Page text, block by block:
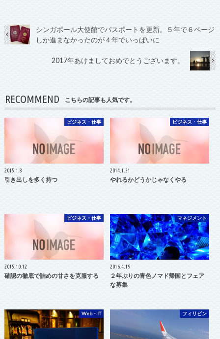
シンガポール大使館でパスポートを更新。５年で６ページ
しか進まなかったのが４年でいっぱいに
2017年あけましておめでとうございます。
RECOMMEND こちらの記事も人気です。
ビジネス・仕事
2015.1.8
引き出しを多く持つ
ビジネス・仕事
2014.1.31
やれるかどうかじゃなくやる
ビジネス・仕事
2015.10.12
確認の徹底で詰めの甘さを克服する
マネジメント
2016.4.19
２年ぶりの青色ノマド帰国とフェア
な募集
Web・IT フィリピン